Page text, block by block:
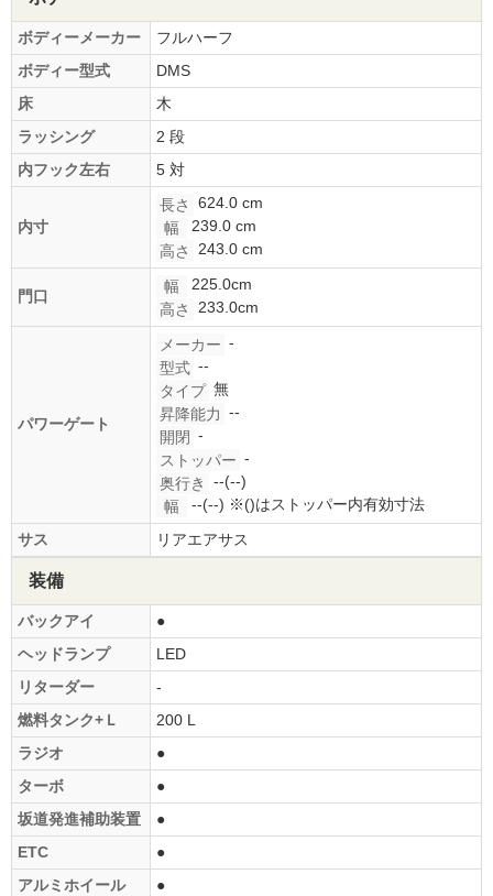
ボディーメーカー
フルハーフ
ボディー型式
DMS
床
木
ラッシング
2 段
内フック左右
5 対
内寸
長さ
624.0 cm
幅
239.0 cm
高さ
243.0 cm
門口
幅
225.0cm
高さ
233.0cm
パワーゲート
メーカー -
型式 --
タイプ 無
昇降能力 --
開閉 -
ストッパー -
奥行き
--(--)
幅
--(--) ※()はストッパー内有効寸法
サス
リアエアサス
装備
バックアイ
●
ヘッドランプ
LED
リターダー
-
燃料タンク+Ｌ
200 L
ラジオ
●
ターボ
●
坂道発進補助装置
●
ETC
●
アルミホイール
●